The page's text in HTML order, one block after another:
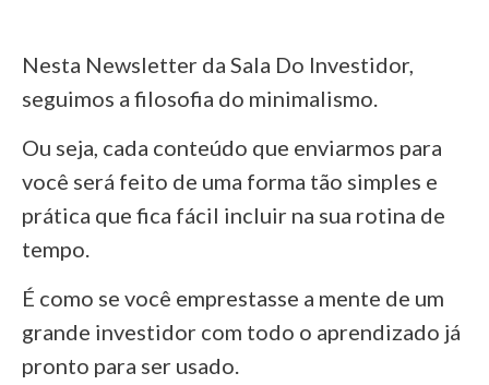
Nesta Newsletter da Sala Do Investidor,
seguimos a filosofia do minimalismo.
Ou seja, cada conteúdo que enviarmos para
você será feito de uma forma tão simples e
prática que fica fácil incluir na sua rotina de
tempo.
É como se você emprestasse a mente de um
grande investidor com todo o aprendizado já
pronto para ser usado.